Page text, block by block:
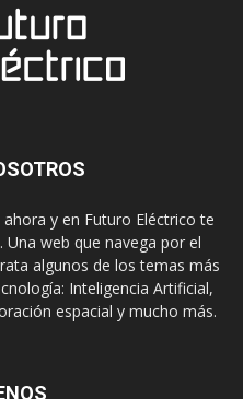
y en Futuro Eléctrico te
web que navega por el
algunos de los temas más
Inteligencia Artificial,
espacial y mucho más.